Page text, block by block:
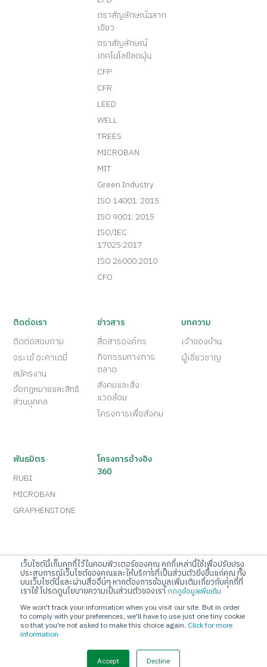
เว็บไซต์นี้เก็บคุกกี้ไว้ในคอมพิวเตอร์ของคุณ คุกกี้เหล่านี้ใช้เพื่อปรับปรุง
ประสบการณ์เว็บไซต์ของคุณและให้บริการที่เป็นส่วนตัวยิ่งขึ้นแก่คุณ ทั้ง
บนเว็บไซต์นี้และผ่านสื่ออื่นๆ หากต้องการข้อมูลเพิ่มเติมเกี่ยวกับคุกกี้ที่
เราใช้ โปรดดูนโยบายความเป็นส่วนตัวของเรากดดูข้อมูลเพิ่มเติม
We won't track your information when you visit our site. But in order
to comply with your preferences, we'll have to use just one tiny cookie
so that you're not asked to make this choice again. Click for more
information
Accept Decline
ตราสัญลักษณ์ฉลาก
เขียว
ตราสัญลักษณ์
เทคโนโลยีลดฝุ่น
CFP
CFR
LEED
WELL
TREES
MICROBAN
MIT
Green Industry
ISO 14001: 2015
ISO 9001: 2015
ISO/IEC
17025:2017
ISO 26000:2010
CFO
ติดต่อเรา
ติดต่อสอบถาม
จระเข้ อะคาเดมี่
สมัครงาน
ข้อกฎหมายและสิทธิ
ส่วนบุคคล
ข่าวสาร
สื่อสารองค์กร
กิจกรรมทางการ
ตลาด
สังคมและสิ่ง
แวดล้อม
โครงการเพื่อสังคม
บทความ
เจ้าของบ้าน
ผู้เชี่ยวชาญ
พันธมิตร
RUBI
MICROBAN
GRAPHENSTONE
โครงการอ้างอิง
360
บริษัท จระเข้ คอร์ปอเรชั่น จำกัด
เลขที่ 10 ถนนกรุงเทพกรีฑา แขวงทับช้าง เขตสะพานสูง
กรุงเทพมหานคร 10250
Call Center
โทร 02-720-1112